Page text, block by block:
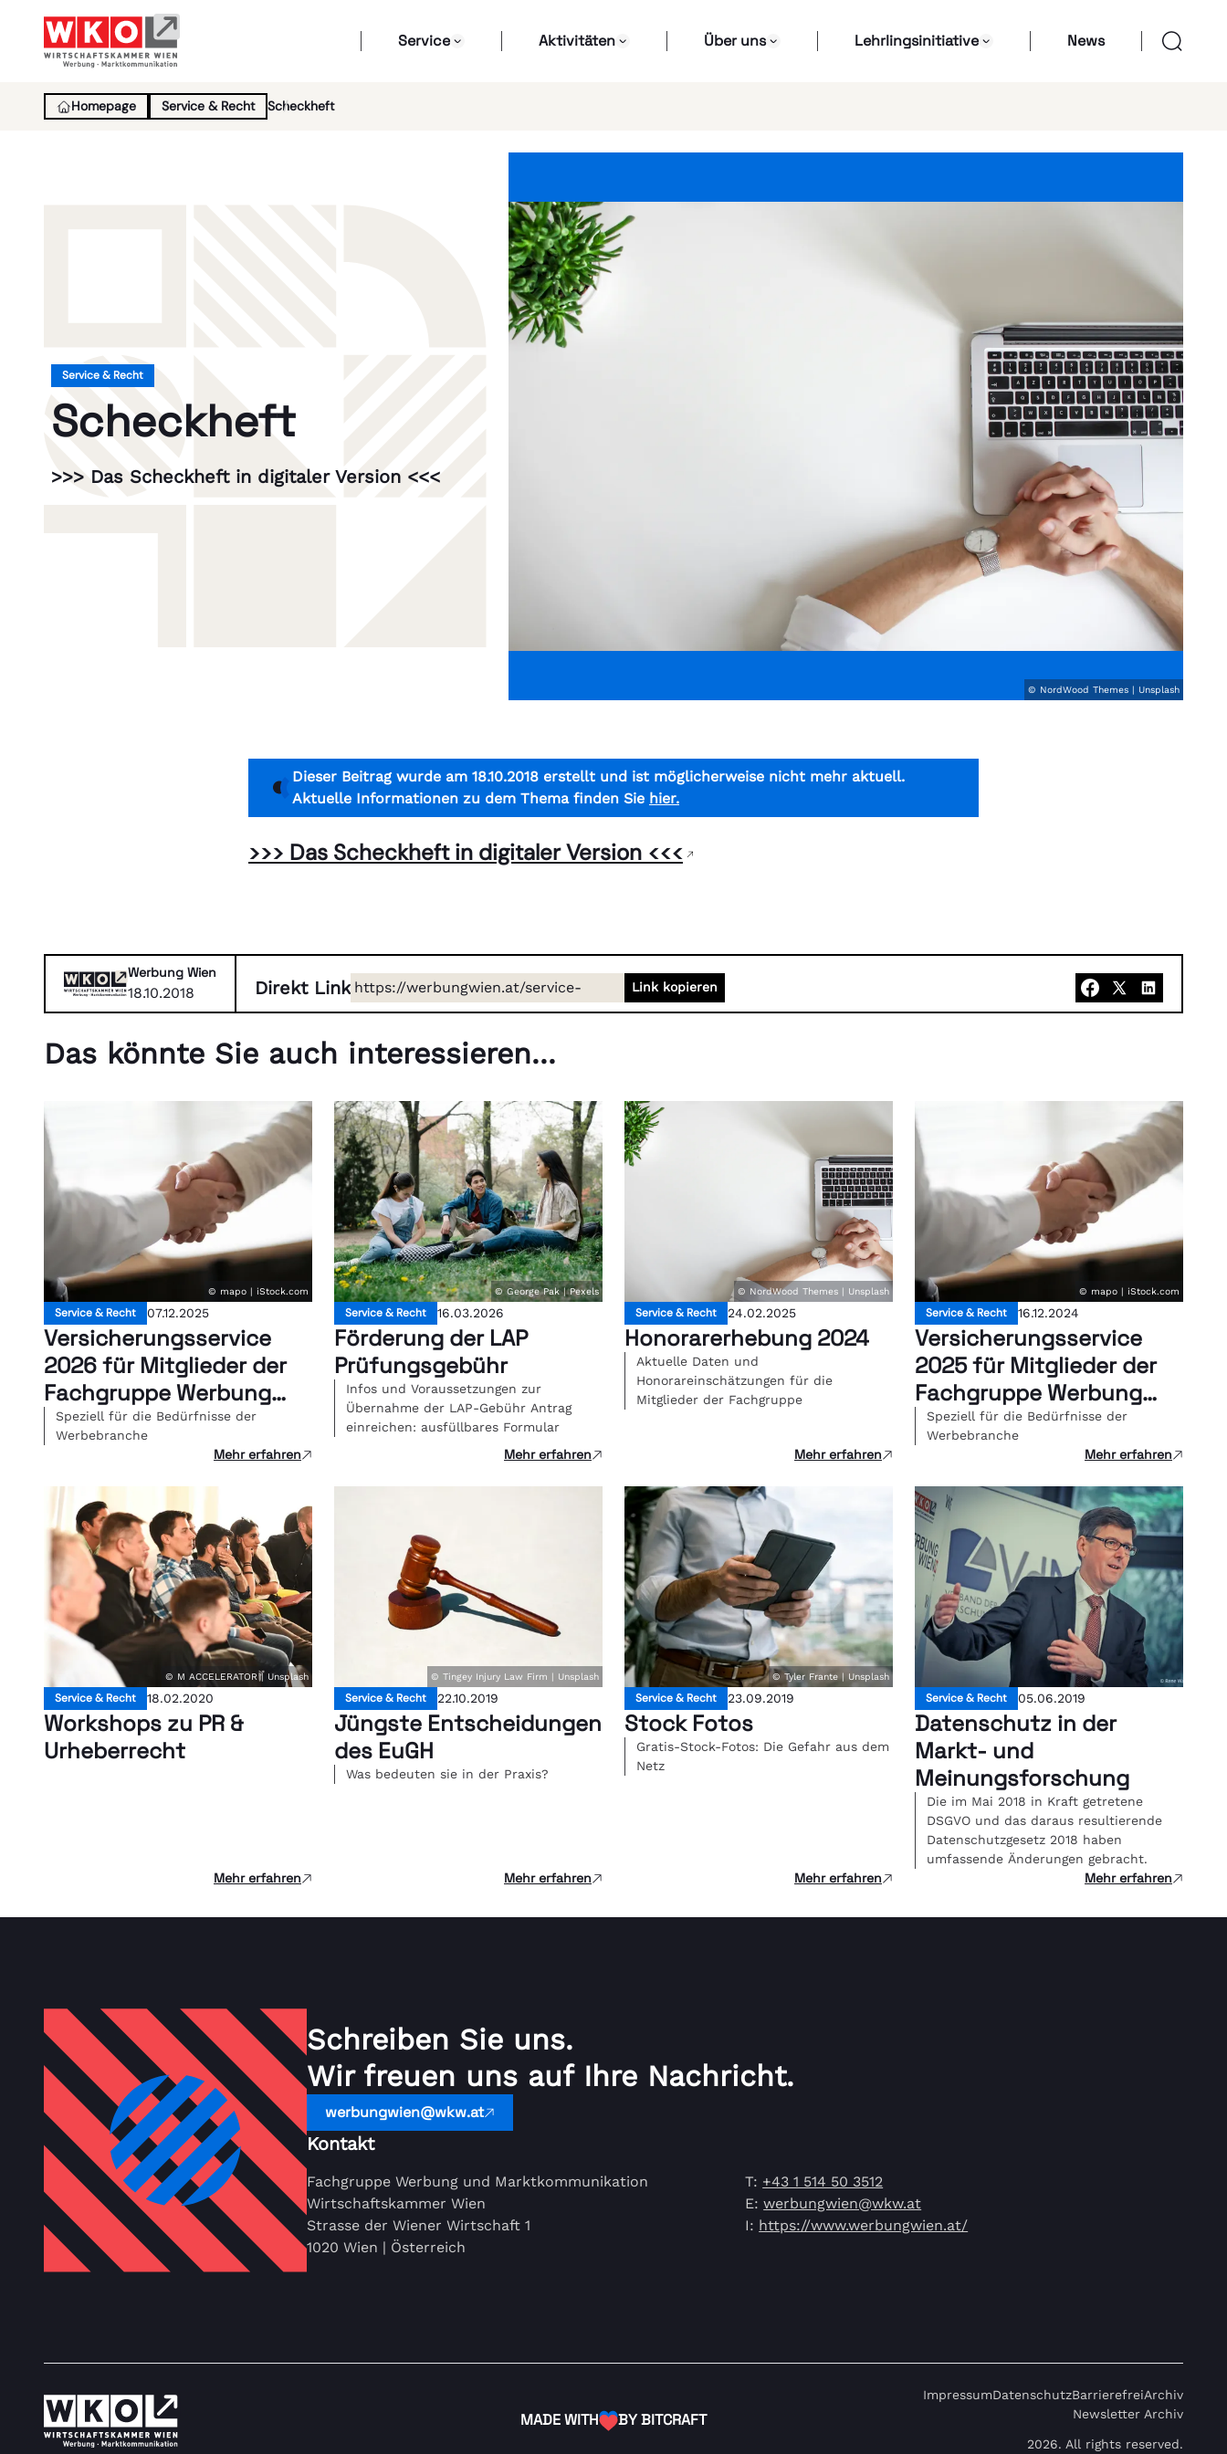
Service Aktivitäten Über uns Lehrlingsinitiative News
Homepage Service & Recht Scheckheft
Service & Recht
Scheckheft
>>> Das Scheckheft in digitaler Version <<<
© NordWood Themes | Unsplash
Dieser Beitrag wurde am 18.10.2018 erstellt und ist möglicherweise nicht mehr aktuell.
Aktuelle Informationen zu dem Thema finden Sie hier.
>>> Das Scheckheft in digitaler Version <<<
Werbung Wien
18.10.2018 Direkt Link https://werbungwien.at/service-
recht/scheckheft
Link kopieren
Das könnte Sie auch interessieren...
© mapo | iStock.com
Service & Recht 07.12.2025
Versicherungsservice
2026 für Mitglieder der
Fachgruppe Werbung
Wien
Speziell für die Bedürfnisse der
Werbebranche
Mehr erfahren
© George Pak | Pexels
Service & Recht 16.03.2026
Förderung der LAP
Prüfungsgebühr
Infos und Voraussetzungen zur
Übernahme der LAP-Gebühr Antrag
einreichen: ausfüllbares Formular
Mehr erfahren
© NordWood Themes | Unsplash
Service & Recht 24.02.2025
Honorarerhebung 2024
Aktuelle Daten und
Honorareinschätzungen für die
Mitglieder der Fachgruppe
Mehr erfahren
© mapo | iStock.com
Service & Recht 16.12.2024
Versicherungsservice
2025 für Mitglieder der
Fachgruppe Werbung
Wien
Speziell für die Bedürfnisse der
Werbebranche
Mehr erfahren
© M ACCELERATOR | Unsplash
Service & Recht 18.02.2020
Workshops zu PR &
Urheberrecht
Mehr erfahren
© Tingey Injury Law Firm | Unsplash
Service & Recht 22.10.2019
Jüngste Entscheidungen
des EuGH
Was bedeuten sie in der Praxis?
Mehr erfahren
© Tyler Frante | Unsplash
Service & Recht 23.09.2019
Stock Fotos
Gratis-Stock-Fotos: Die Gefahr aus dem
Netz
Mehr erfahren
Service & Recht 05.06.2019
Datenschutz in der
Markt- und
Meinungsforschung
Die im Mai 2018 in Kraft getretene
DSGVO und das daraus resultierende
Datenschutzgesetz 2018 haben
umfassende Änderungen gebracht.
Mehr erfahren
Schreiben Sie uns.
Wir freuen uns auf Ihre Nachricht.
werbungwien@wkw.at
Kontakt
Fachgruppe Werbung und Marktkommunikation
Wirtschaftskammer Wien
Strasse der Wiener Wirtschaft 1
1020 Wien | Österreich
T: +43 1 514 50 3512
E:werbungwien@wkw.at
I: https://www.werbungwien.at/
MADE WITH BY BITCRAFT
ImpressumDatenschutzBarrierefreiArchiv
Newsletter Archiv
2026. All rights reserved.